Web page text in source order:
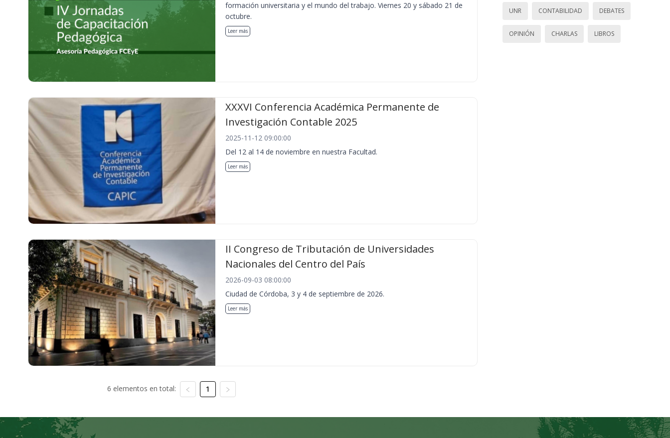
formación universitaria y el mundo del trabajo. Viernes 20 y sábado 21 de
octubre.
Leer más
XXXVI Conferencia Académica Permanente de
Investigación Contable 2025
2025-11-12 09:00:00
Del 12 al 14 de noviembre en nuestra Facultad.
Leer más
II Congreso de Tributación de Universidades
Nacionales del Centro del País
2026-09-03 08:00:00
Ciudad de Córdoba, 3 y 4 de septiembre de 2026.
Leer más
6 elementos en total: 1
UNR CONTABILIDAD DEBATES
OPINIÓN CHARLAS LIBROS